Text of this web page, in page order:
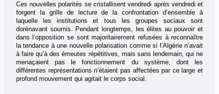
Ces nouvelles polarités se cristallisent vendredi après vendredi et
forgent la grille de lecture de la confrontation d’ensemble à
laquelle les institutions et tous les groupes sociaux sont
dorénavant soumis. Pendant longtemps, les élites au pouvoir et
dans l’opposition se sont majoritairement refusées à reconnaître
la tendance à une nouvelle polarisation comme si l’Algérie n’avait
à faire qu’à des émeutes répétitives, mais sans lendemain, qui ne
menaçaient pas le fonctionnement du système, dont les
différentes représentations n’étaient pas affectées par ce large et
profond mouvement qui agitait le corps social.